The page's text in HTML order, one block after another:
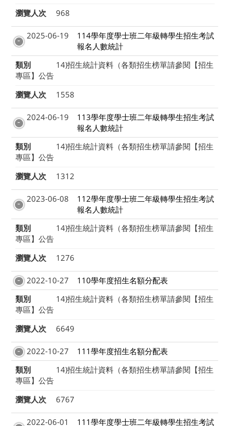
瀏覽人次
968
2025-06-19
114學年度學士班二年級轉學生招生考試
報名人數統計
類別
14)招生統計資料（各類招生榜單請參閱【招生
專區】公告
瀏覽人次
1558
2024-06-19
113學年度學士班二年級轉學生招生考試
報名人數統計
類別
14)招生統計資料（各類招生榜單請參閱【招生
專區】公告
瀏覽人次
1312
2023-06-08
112學年度學士班二年級轉學生招生考試
報名人數統計
類別
14)招生統計資料（各類招生榜單請參閱【招生
專區】公告
瀏覽人次
1276
2022-10-27
110學年度招生名額分配表
類別
14)招生統計資料（各類招生榜單請參閱【招生
專區】公告
瀏覽人次
6649
2022-10-27
111學年度招生名額分配表
類別
14)招生統計資料（各類招生榜單請參閱【招生
專區】公告
瀏覽人次
6767
2022-06-01
111學年度學士班二年級轉學生招生考試